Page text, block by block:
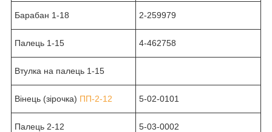
Барабан 1-18 2-259979
Палець 1-15 4-462758
Втулка на палець 1-15
Вінець (зірочка) ПП-2-12 5-02-0101
Палець 2-12 5-03-0002